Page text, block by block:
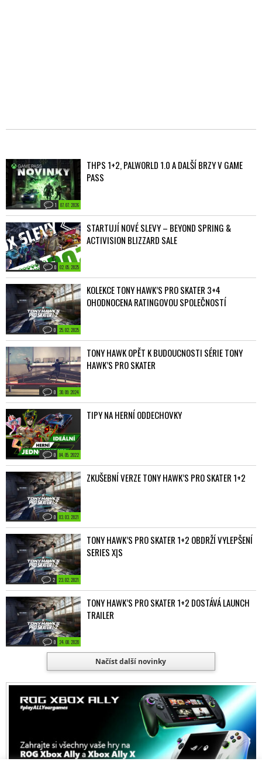
07. 07. 2026
1
THPS 1+2, PALWORLD 1.0 A DALŠÍ BRZY V GAME
PASS
02. 05. 2025
0
STARTUJÍ NOVÉ SLEVY – BEYOND SPRING &
ACTIVISION BLIZZARD SALE
25. 02. 2025
0
KOLEKCE TONY HAWK’S PRO SKATER 3+4
OHODNOCENA RATINGOVOU SPOLEČNOSTÍ
30. 09. 2024
0
TONY HAWK OPĚT K BUDOUCNOSTI SÉRIE TONY
HAWK’S PRO SKATER
04. 05. 2022
0
TIPY NA HERNÍ ODDECHOVKY
03. 03. 2021
0
ZKUŠEBNÍ VERZE TONY HAWK’S PRO SKATER 1+2
23. 02. 2021
2
TONY HAWK’S PRO SKATER 1+2 OBDRŽÍ VYLEPŠENÍ
SERIES X|S
24. 08. 2020
0
TONY HAWK’S PRO SKATER 1+2 DOSTÁVÁ LAUNCH
TRAILER
Načíst další novinky